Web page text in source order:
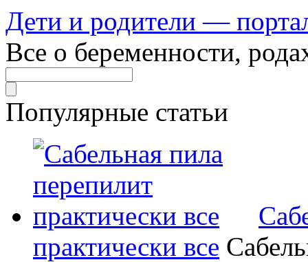
Дети и родители —
Все о беременности,
Популярные статьи
практически все